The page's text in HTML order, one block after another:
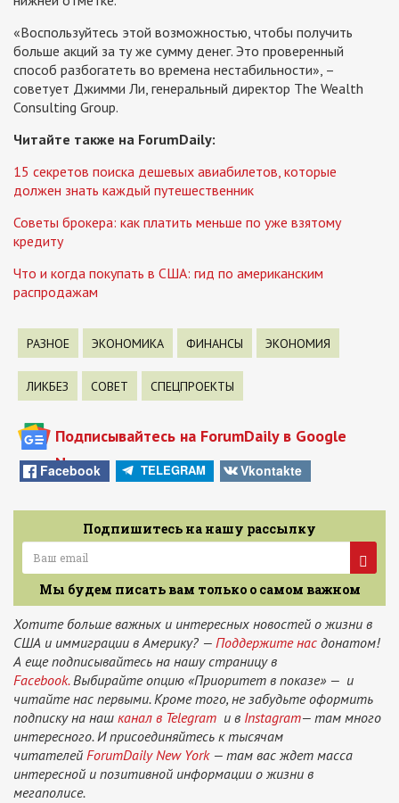
«Воспользуйтесь этой возможностью, чтобы получить
больше акций за ту же сумму денег. Это проверенный
способ разбогатеть во времена нестабильности», –
советует Джимми Ли, генеральный директор The Wealth
Consulting Group.
Читайте также на ForumDaily:
15 секретов поиска дешевых авиабилетов, которые
должен знать каждый путешественник
Советы брокера: как платить меньше по уже взятому
кредиту
Что и когда покупать в США: гид по американским
распродажам
РАЗНОЕ ЭКОНОМИКА ФИНАНСЫ ЭКОНОМИЯ
ЛИКБЕЗ СОВЕТ СПЕЦПРОЕКТЫ
Подписывайтесь на ForumDaily в Google
News
Facebook TELEGRAM Vkontakte
Подпишитесь на нашу рассылку
Мы будем писать вам только о самом важном
Хотите больше важных и интересных новостей о жизни в
США и иммиграции в Америку? — Поддержите нас донатом!
А еще подписывайтесь на нашу страницу в
Facebook.Выбирайте опцию «Приоритет в показе» — и
читайте нас первыми. Кроме того, не забудьте оформить
подписку на наш канал в Telegram и в Instagram— там много
интересного. И присоединяйтесь к тысячам
читателей ForumDaily New York— там вас ждет масса
интересной и позитивной информации о жизни в
мегаполисе.